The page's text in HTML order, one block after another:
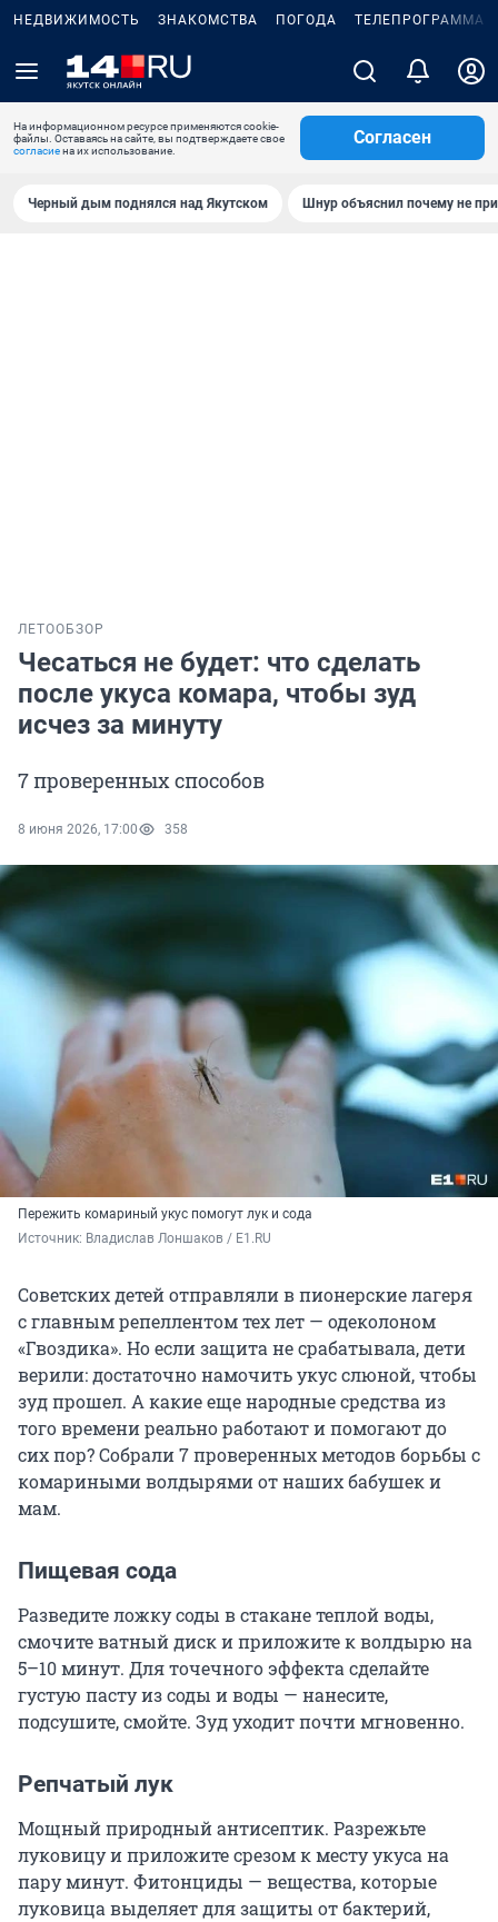
НЕДВИЖИМОСТЬ ЗНАКОМСТВА ПОГОДА ТЕЛЕПРОГРАММА
На информационном ресурсе применяются cookie-
файлы. Оставаясь на сайте, вы подтверждаете свое
согласиена их использование.
Согласен
Черный дым поднялся над Якутском Шнур объяснил почему не
ЛЕТООБЗОР
Чесаться не будет: что сделать
после укуса комара, чтобы зуд
исчез за минуту
7 проверенных способов
8 июня 2026, 17:00 358
Пережить комариный укус помогут лук и сода
Источник: Владислав Лоншаков / E1.RU
Советских детей отправляли в пионерские лагеря
с главным репеллентом тех лет — одеколоном
«Гвоздика». Но если защита не срабатывала, дети
верили: достаточно намочить укус слюной, чтобы
зуд прошел. А какие еще народные средства из
того времени реально работают и помогают до
сих пор? Собрали 7 проверенных методов борьбы с
комариными волдырями от наших бабушек и
мам.
Пищевая сода
Разведите ложку соды в стакане теплой воды,
смочите ватный диск и приложите к волдырю на
5–10 минут. Для точечного эффекта сделайте
густую пасту из соды и воды — нанесите,
подсушите, смойте. Зуд уходит почти мгновенно.
Репчатый лук
Мощный природный антисептик. Разрежьте
луковицу и приложите срезом к месту укуса на
пару минут. Фитонциды — вещества, которые
луковица выделяет для защиты от бактерий,